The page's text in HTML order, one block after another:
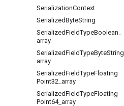
SerializationContext
SerializedByteString
SerializedFieldTypeBoolean
array
SerializedFieldTypeByteString
array
SerializedFieldTypeFloating
Point32 array
SerializedFieldTypeFloating
Point64_ array